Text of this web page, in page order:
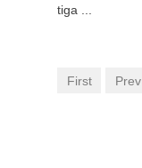
tiga ...
First Prev